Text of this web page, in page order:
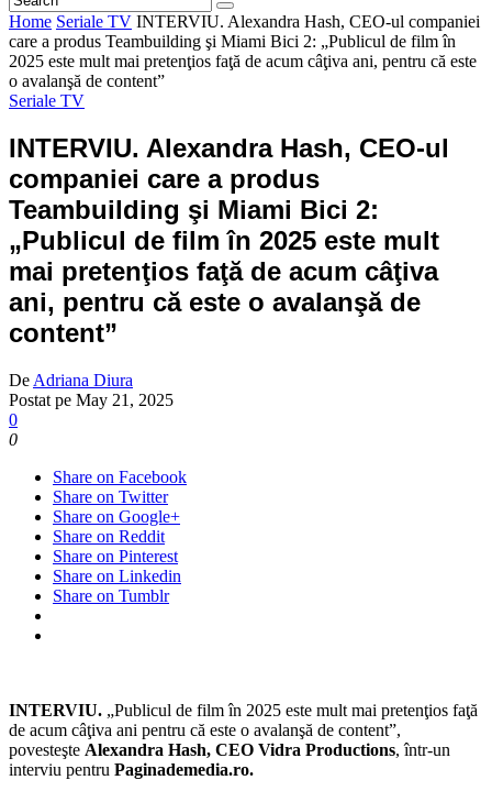
Home Seriale TV INTERVIU. Alexandra Hash, CEO-ul companiei
care a produs Teambuilding şi Miami Bici 2: „Publicul de film în
2025 este mult mai pretenţios faţă de acum câţiva ani, pentru că este
o avalanşă de content”
Seriale TV
INTERVIU. Alexandra Hash, CEO-ul
companiei care a produs
Teambuilding şi Miami Bici 2:
„Publicul de film în 2025 este mult
mai pretenţios faţă de acum câţiva
ani, pentru că este o avalanşă de
content”
De Adriana Diura
Postat pe May 21, 2025
0
0
Share on Facebook
Share on Twitter
Share on Google+
Share on Reddit
Share on Pinterest
Share on Linkedin
Share on Tumblr
INTERVIU. „Publicul de film în 2025 este mult mai pretenţios faţă
de acum câţiva ani pentru că este o avalanşă de content”,
povesteşte Alexandra Hash, CEO Vidra Productions, într-un
interviu pentru Paginademedia.ro.